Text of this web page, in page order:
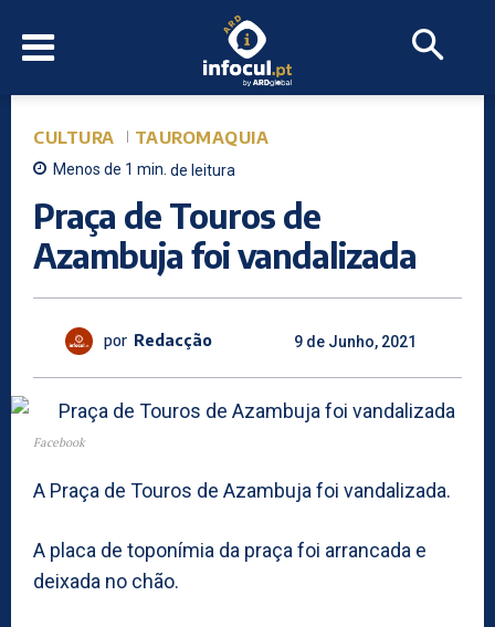
CULTURA TAUROMAQUIA
Menos de 1 min. de leitura
Praça de Touros de
Azambuja foi vandalizada
por Redacção 9 de Junho, 2021
Facebook
A Praça de Touros de Azambuja foi vandalizada.
A placa de toponímia da praça foi arrancada e
deixada no chão.